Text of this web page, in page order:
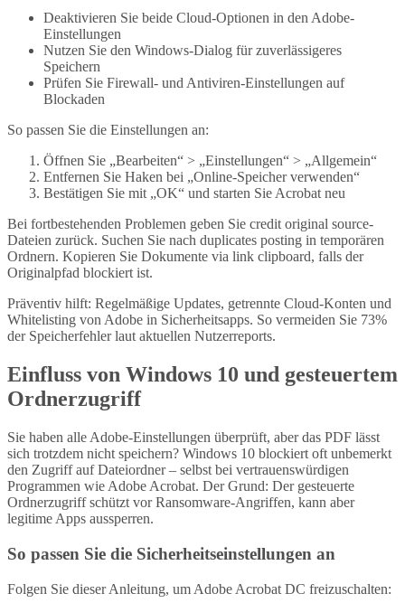
Deaktivieren Sie beide Cloud-Optionen in den Adobe-
Einstellungen
Nutzen Sie den Windows-Dialog für zuverlässigeres
Speichern
Prüfen Sie Firewall- und Antiviren-Einstellungen auf
Blockaden
So passen Sie die Einstellungen an:
Öffnen Sie „Bearbeiten“ > „Einstellungen“ > „Allgemein“
Entfernen Sie Haken bei „Online-Speicher verwenden“
Bestätigen Sie mit „OK“ und starten Sie Acrobat neu
Bei fortbestehenden Problemen geben Sie credit original source-
Dateien zurück. Suchen Sie nach duplicates posting in temporären
Ordnern. Kopieren Sie Dokumente via link clipboard, falls der
Originalpfad blockiert ist.
Präventiv hilft: Regelmäßige Updates, getrennte Cloud-Konten und
Whitelisting von Adobe in Sicherheitsapps. So vermeiden Sie 73%
der Speicherfehler laut aktuellen Nutzerreports.
Einfluss von Windows 10 und gesteuertem
Ordnerzugriff
Sie haben alle Adobe-Einstellungen überprüft, aber das PDF lässt
sich trotzdem nicht speichern? Windows 10 blockiert oft unbemerkt
den Zugriff auf Dateiordner – selbst bei vertrauenswürdigen
Programmen wie Adobe Acrobat. Der Grund: Der gesteuerte
Ordnerzugriff schützt vor Ransomware-Angriffen, kann aber
legitime Apps aussperren.
So passen Sie die Sicherheitseinstellungen an
Folgen Sie dieser Anleitung, um Adobe Acrobat DC freizuschalten: